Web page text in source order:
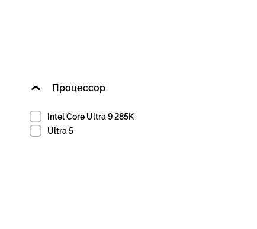
Процессор
Intel Core Ultra 9 285K
Ultra 5